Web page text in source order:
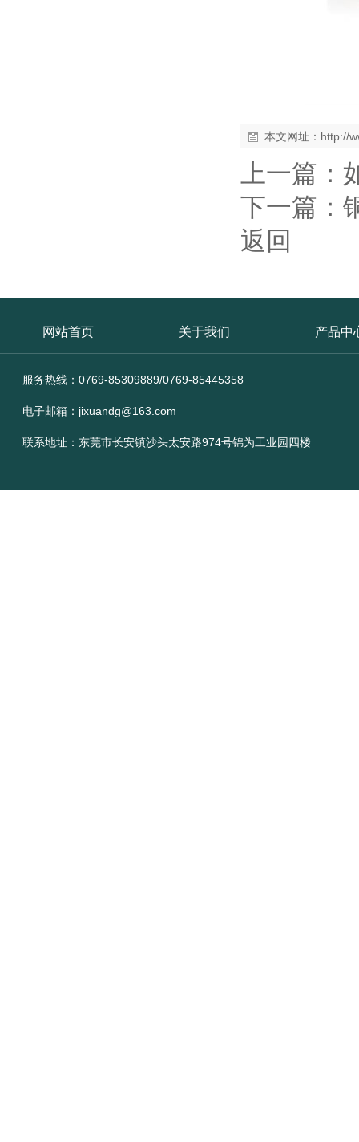
本文网址： http://
上一篇：
下一篇：
返回
网站首页 关于我们 产品中
服务热线：0769-85309889/0769-85445358
电子邮箱：jixuandg@163.com
联系地址：东莞市长安镇沙头太安路974号锦为工业园四楼